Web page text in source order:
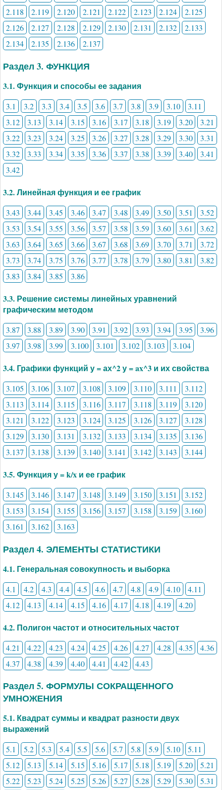
2.118
2.119 2.120 2.121 2.122 2.123 2.124
2.125
2.126
2.127 2.128 2.129 2.130 2.131 2.132
2.133
2.134
2.135 2.136 2.137
Раздел 3. ФУНКЦИЯ
3.1. Функция и способы ее задания
3.1 3.2 3.3 3.4 3.5 3.6 3.7 3.8 3.9 3.10
3.11
3.12
3.13 3.14 3.15 3.16 3.17 3.18 3.19 3.20
3.21
3.22
3.23 3.24 3.25 3.26 3.27 3.28 3.29 3.30
3.31
3.32
3.33 3.34 3.35 3.36 3.37 3.38 3.39 3.40
3.41
3.42
3.2. Линейная функция и ее график
3.43 3.44 3.45 3.46 3.47 3.48 3.49 3.50 3.51
3.52
3.53
3.54 3.55 3.56 3.57 3.58 3.59 3.60 3.61
3.62
3.63
3.64 3.65 3.66 3.67 3.68 3.69 3.70 3.71
3.72
3.73
3.74 3.75 3.76 3.77 3.78 3.79 3.80 3.81
3.82
3.83
3.84 3.85 3.86
3.3. Решение системы линейных уравнений
графическим методом
3.87 3.88 3.89 3.90 3.91 3.92 3.93 3.94 3.95
3.96
3.97
3.98 3.99 3.100 3.101 3.102 3.103 3.104
3.4. Графики функций у = ах^2 у = ax^3 и их свойства
3.105 3.106 3.107 3.108 3.109 3.110 3.111
3.112
3.113
3.114 3.115 3.116 3.117 3.118 3.119
3.120
3.121
3.122 3.123 3.124 3.125 3.126 3.127
3.128
3.129
3.130 3.131 3.132 3.133 3.134 3.135
3.136
3.137
3.138 3.139 3.140 3.141 3.142 3.143 3.144
3.5. Функция у = k/x и ее график
3.145 3.146 3.147 3.148 3.149 3.150 3.151
3.152
3.153
3.154 3.155 3.156 3.157 3.158 3.159
3.160
3.161
3.162 3.163
Раздел 4. ЭЛЕМЕНТЫ СТАТИСТИКИ
4.1. Генеральная совокупность и выборка
4.1 4.2 4.3 4.4 4.5 4.6 4.7 4.8 4.9 4.10
4.11
4.12
4.13 4.14 4.15 4.16 4.17 4.18 4.19 4.20
4.2. Полигон частот и относительных частот
4.21 4.22 4.23 4.24 4.25 4.26 4.27 4.28 4.35
4.36
4.37
4.38 4.39 4.40 4.41 4.42 4.43
Раздел 5. ФОРМУЛЫ СОКРАЩЕННОГО
УМНОЖЕНИЯ
5.1. Квадрат суммы и квадрат разности двух
выражений
5.1 5.2 5.3 5.4 5.5 5.6 5.7 5.8 5.9 5.10
5.11
5.12
5.13 5.14 5.15 5.16 5.17 5.18 5.19 5.20
5.21
5.22
5.23 5.24 5.25 5.26 5.27 5.28 5.29 5.30
5.31